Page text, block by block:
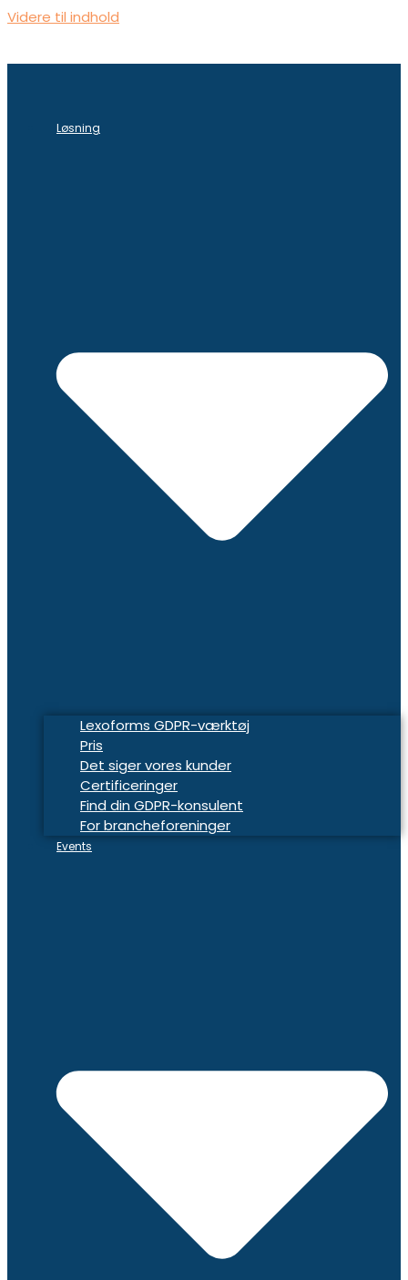
Videre til indhold
Løsning
Lexoforms GDPR-værktøj
Pris
Det siger vores kunder
Certificeringer
Find din GDPR-konsulent
For brancheforeninger
Events